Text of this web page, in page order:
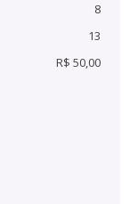
8
13
R$ 50,00